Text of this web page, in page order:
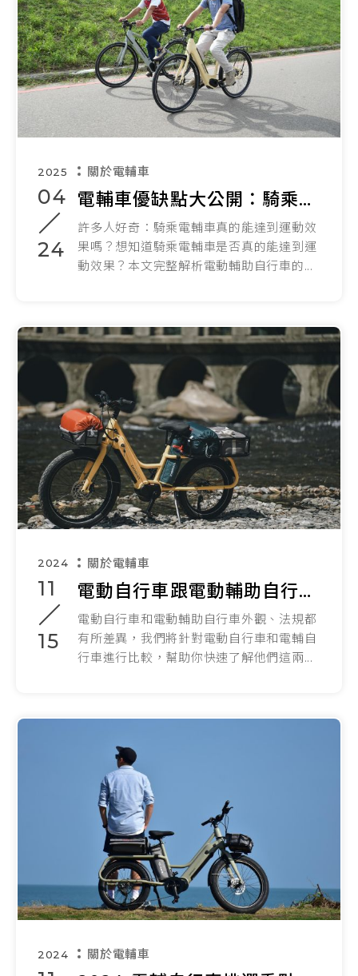
2025 關於電輔車
04
24
電輔車優缺點大公開：騎乘電動輔助自行車會有運動效果嗎
許多人好奇：騎乘電輔車真的能達到運動效
果嗎？想知道騎乘電輔車是否真的能達到運
動效果？本文完整解析電動輔助自行車的...
2024 關於電輔車
11
15
電動自行車跟電動輔助自行車差在哪？重點法規一次看！
電動自行車和電動輔助自行車外觀、法規都
有所差異，我們將針對電動自行車和電輔自
行車進行比較，幫助你快速了解他們這兩...
2024 關於電輔車